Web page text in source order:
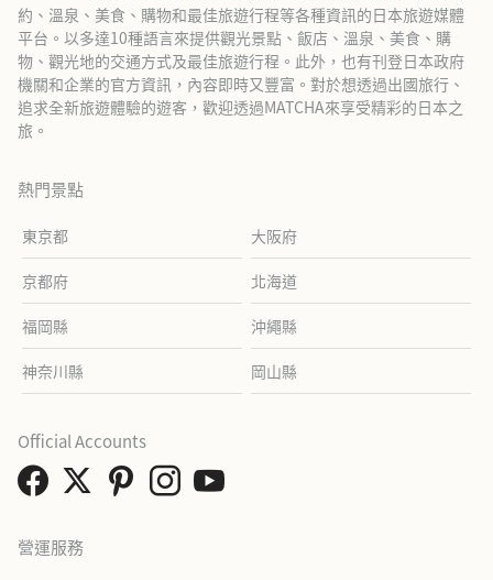
約、溫泉、美食、購物和最佳旅遊行程等各種資訊的日本旅遊媒體
平台。以多達10種語言來提供觀光景點、飯店、溫泉、美食、購
物、觀光地的交通方式及最佳旅遊行程。此外，也有刊登日本政府
機關和企業的官方資訊，內容即時又豐富。對於想透過出國旅行、
追求全新旅遊體驗的遊客，歡迎透過MATCHA來享受精彩的日本之
旅。
熱門景點
東京都 大阪府
京都府 北海道
福岡縣 沖繩縣
神奈川縣 岡山縣
營運服務
Official Accounts